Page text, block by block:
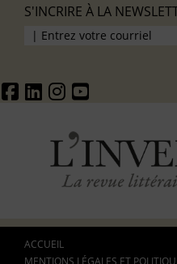
S'INCRIRE À LA
ACCUEIL
MENTIONS LÉGALES ET